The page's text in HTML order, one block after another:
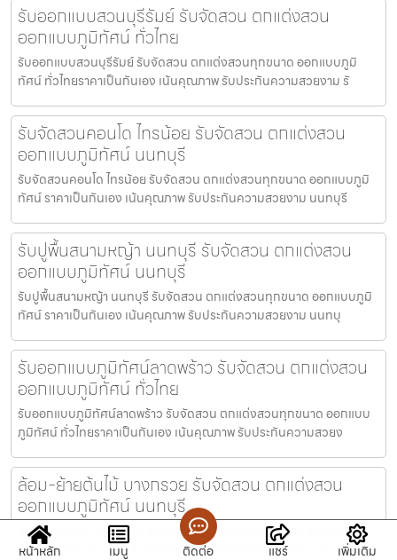
รับออกแบบสวนบุรีรัมย์ รับจัดสวน ตกแต่งสวน
ออกแบบภูมิทัศน์ ทั่วไทย
รับออกแบบสวนบุรีรัมย์ รับจัดสวน ตกแต่งสวนทุกขนาด ออกแบบภูมิ
ทัศน์ ทั่วไทยราคาเป็นกันเอง เน้นคุณภาพ รับประกันความสวยงาม รั
รับจัดสวนคอนโด ไทรน้อย รับจัดสวน ตกแต่งสวน
ออกแบบภูมิทัศน์ นนทบุรี
รับจัดสวนคอนโด ไทรน้อย รับจัดสวน ตกแต่งสวนทุกขนาด ออกแบบภูมิ
ทัศน์ ราคาเป็นกันเอง เน้นคุณภาพ รับประกันความสวยงาม นนทบุรี
รับปูพื้นสนามหญ้า นนทบุรี รับจัดสวน ตกแต่งสวน
ออกแบบภูมิทัศน์ นนทบุรี
รับปูพื้นสนามหญ้า นนทบุรี รับจัดสวน ตกแต่งสวนทุกขนาด ออกแบบภูมิ
ทัศน์ ราคาเป็นกันเอง เน้นคุณภาพ รับประกันความสวยงาม นนทบุ
รับออกแบบภูมิทัศน์ลาดพร้าว รับจัดสวน ตกแต่งสวน
ออกแบบภูมิทัศน์ ทั่วไทย
รับออกแบบภูมิทัศน์ลาดพร้าว รับจัดสวน ตกแต่งสวนทุกขนาด ออกแบบ
ภูมิทัศน์ ทั่วไทยราคาเป็นกันเอง เน้นคุณภาพ รับประกันความสวยง
ล้อม-ย้ายต้นไม้ บางกรวย รับจัดสวน ตกแต่งสวน
ออกแบบภูมิทัศน์ นนทบุรี
ล้อม-ย้ายต้นไม้ บางกรวย รับจัดสวน ตกแต่งสวนทุกขนาด ออกแบบภูมิ
ทัศน์ ราคาเป็นกันเอง เน้นคุณภาพ รับประกันความสวยงาม นนทบุรี
หน้าหลัก เมนู ติดต่อ แชร์ เพิ่มเติม